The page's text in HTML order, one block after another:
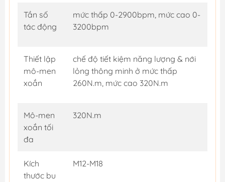
Tần số
tác động
mức thấp 0-2900bpm, mức cao 0-
3200bpm
Thiết lập
mô-men
xoắn
chế độ tiết kiệm năng lượng & nới
lỏng thông minh ở mức thấp
260N.m, mức cao 320N.m
Mô-men
xoắn tối
đa
320N.m
Kích
thước bu
M12-M18